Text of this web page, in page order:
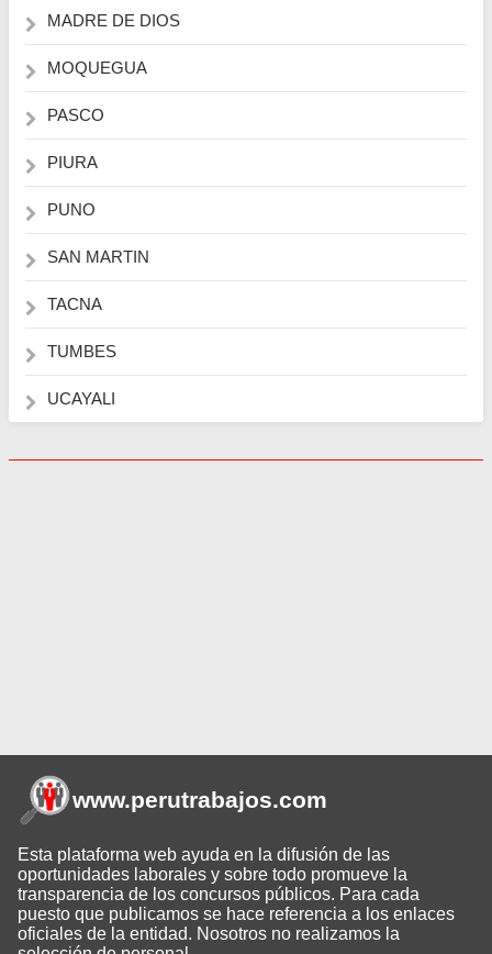
MADRE DE DIOS
MOQUEGUA
PASCO
PIURA
PUNO
SAN MARTIN
TACNA
TUMBES
UCAYALI
www.perutrabajos.com
Esta plataforma web ayuda en la difusión de las
oportunidades laborales y sobre todo promueve la
transparencia de los concursos públicos. Para cada
puesto que publicamos se hace referencia a los enlaces
oficiales de la entidad. Nosotros no realizamos la